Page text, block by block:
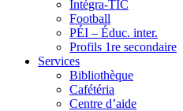
Intégra-TIC
Football
PÉI – Éduc. inter.
Profils 1re secondaire
Services
Bibliothèque
Cafétéria
Centre d’aide